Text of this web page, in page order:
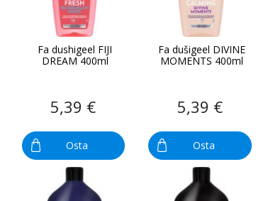
Fa dushigeel FIJI
DREAM 400ml
5,39 €
Osta
Fa dušigeel DIVINE
MOMENTS 400ml
5,39 €
Osta